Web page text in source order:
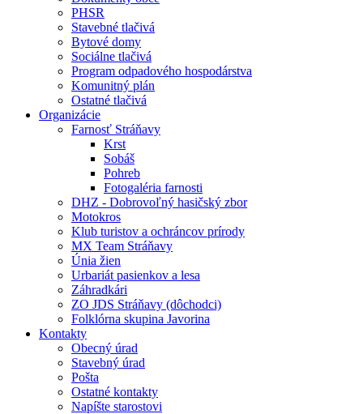
PHSR
Stavebné tlačivá
Bytové domy
Sociálne tlačivá
Program odpadového hospodárstva
Komunitný plán
Ostatné tlačivá
Organizácie
Farnosť Stráňavy
Krst
Sobáš
Pohreb
Fotogaléria farnosti
DHZ - Dobrovoľný hasičský zbor
Motokros
Klub turistov a ochráncov prírody
MX Team Stráňavy
Únia žien
Urbariát pasienkov a lesa
Záhradkári
ZO JDS Stráňavy (dôchodci)
Folklórna skupina Javorina
Kontakty
Obecný úrad
Stavebný úrad
Pošta
Ostatné kontakty
Napíšte starostovi